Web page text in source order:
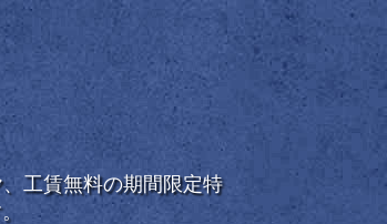
工賃無料の期間限定特